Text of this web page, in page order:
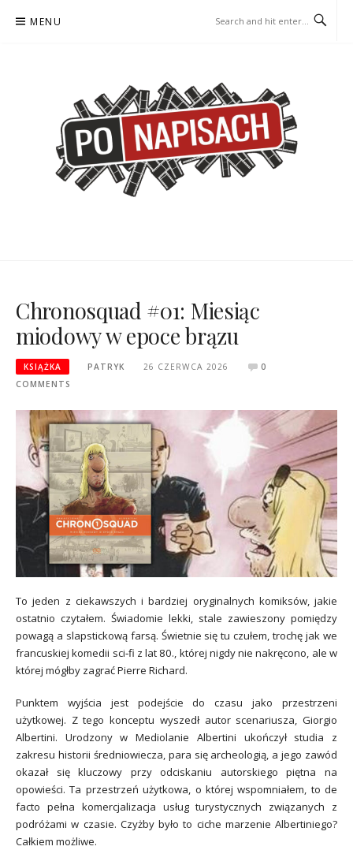
MENU
Chronosquad #01: Miesiąc
miodowy w epoce brązu
KSIĄŻKA PATRYK 26 CZERWCA 2026
0
COMMENTS
To jeden z ciekawszych i bardziej oryginalnych komiksów, jakie
ostatnio czytałem. Świadomie lekki, stale zawieszony pomiędzy
powagą a slapstickową farsą. Świetnie się tu czułem, trochę jak we
francuskiej komedii sci‑fi z lat 80., której nigdy nie nakręcono, ale w
której mógłby zagrać Pierre Richard.
Punktem wyjścia jest podejście do czasu jako przestrzeni
użytkowej. Z tego konceptu wyszedł autor scenariusza, Giorgio
Albertini. Urodzony w Mediolanie Albertini ukończył studia z
zakresu historii średniowiecza, para się archeologią, a jego zawód
okazał się kluczowy przy odciskaniu autorskiego piętna na
opowieści. Ta przestrzeń użytkowa, o której wspomniałem, to de
facto pełna komercjalizacja usług turystycznych związanych z
podróżami w czasie. Czyżby było to ciche marzenie Albertiniego?
Całkiem możliwe.